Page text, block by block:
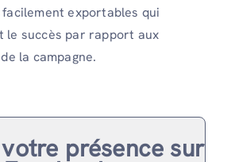
exportables qui
le succès par rapport aux
la campagne.
présence sur